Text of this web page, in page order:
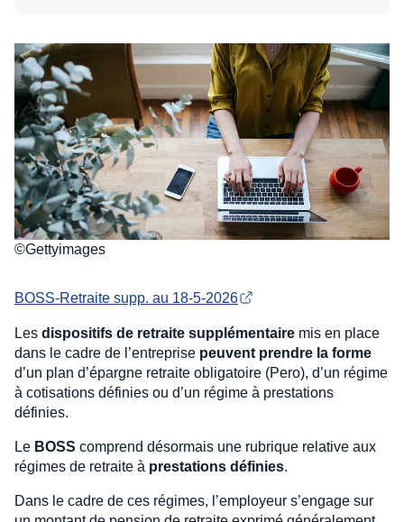
©Gettyimages
BOSS-Retraite supp. au 18-5-2026
Les dispositifs de retraite supplémentaire mis en place
dans le cadre de l’entreprise peuvent prendre la forme
d’un plan d’épargne retraite obligatoire (Pero), d’un régime
à cotisations définies ou d’un régime à prestations
définies.
Le BOSS comprend désormais une rubrique relative aux
régimes de retraite à prestations définies.
Dans le cadre de ces régimes, l’employeur s’engage sur